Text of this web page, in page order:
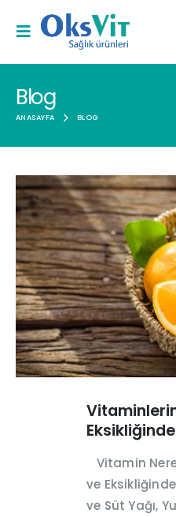
Blog
ANASAYFA BLOG
Vitamin
ve
ve Süt Yağı,